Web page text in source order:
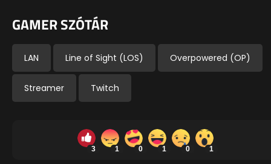
GAMER SZÓTÁR
LAN Line of Sight (LOS) Overpowered (OP)
Streamer Twitch
3 1 0 1 0 1